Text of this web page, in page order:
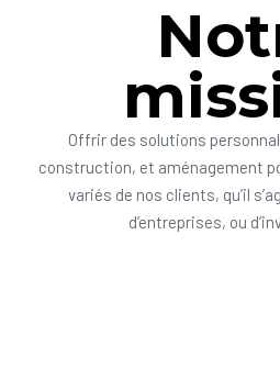
Offrir des solutions
construction, et aménagement
variés de nos clients, qu’il
d’entreprises, ou